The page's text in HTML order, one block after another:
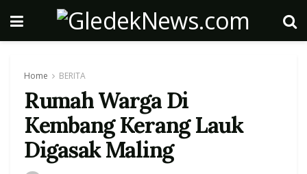
Home BERITA
Rumah Warga Di
Kembang Kerang Lauk
Digasak Maling